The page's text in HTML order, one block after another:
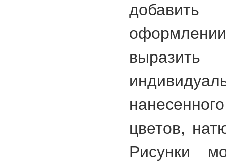
цветов,
Рисунки